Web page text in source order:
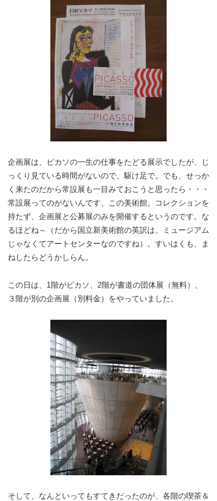
企画展は、ピカソの一生の仕事をたどる展示でしたが、じ
っくり見ている時間がないので、駆け足で。でも、せっか
く来たのだから常設展も一目みておこうと思ったら・・・
常設展ってのがないんです、この美術館。コレクションを
持たず、企画展と公募展のみを開催するというのです。な
るほどね～（だから国立新美術館の英訳は、ミュージアム
じゃなくてアートセンターなのですね）。すいはくも、ま
ねしたらどうかしらん。
この日は、1階がピカソ、2階が書道の団体展（無料）、
３階が別の企画展（別料金）をやっていました。
そして、なんといってもすてきだったのが、各階の喫茶＆